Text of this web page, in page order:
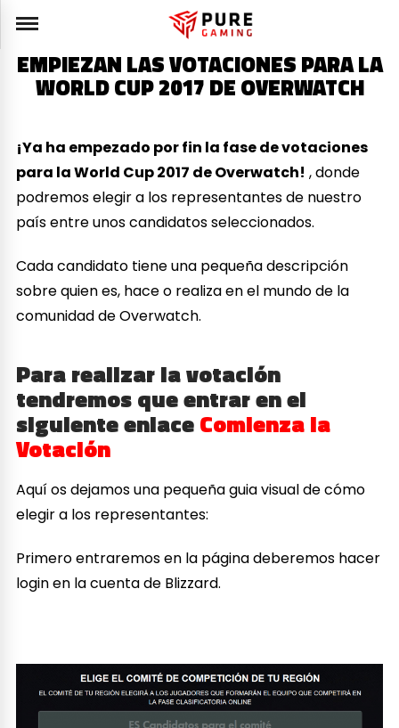
EMPIEZAN LAS VOTACIONES PARA LA
WORLD CUP 2017 DE OVERWATCH
¡Ya ha empezado por fin la fase de votaciones
para la World Cup 2017 de Overwatch! , donde
podremos elegir a los representantes de nuestro
país entre unos candidatos seleccionados.
Cada candidato tiene una pequeña descripción
sobre quien es, hace o realiza en el mundo de la
comunidad de Overwatch.
Para realizar la votación
tendremos que entrar en el
siguiente enlaceComienza la
Votación
Aquí os dejamos una pequeña guia visual de cómo
elegir a los representantes:
Primero entraremos en la página deberemos hacer
login en la cuenta de Blizzard.